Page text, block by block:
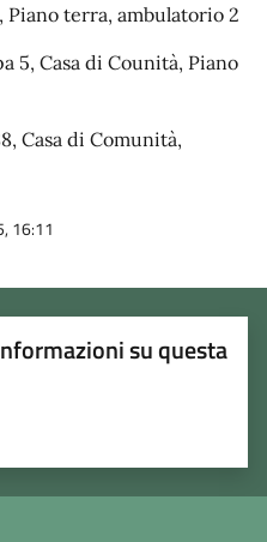
Piano terra, ambulatorio 2
5, Casa di Counità, Piano
Casa di Comunità,
16:11
su questa
su 5
5